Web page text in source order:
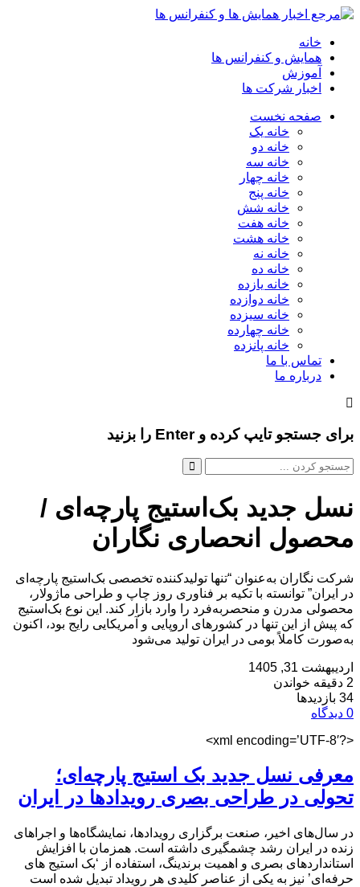
خانه
همایش و کنفرانس ها
آموزش
اخبار شرکت ها
صفحه نخست
خانه یک
خانه دو
خانه سه
خانه چهار
خانه پنج
خانه شش
خانه هفت
خانه هشت
خانه نه
خانه ده
خانه یازده
خانه دوازده
خانه سیزده
خانه چهارده
خانه پانزده
تماس با ما
درباره ما
برای جستجو تایپ کرده و Enter را بزنید
نسل جدید بک‌استیج پارچه‌ای /
محصول انحصاری نگاران
شرکت نگاران به‌عنوان “تنها تولیدکننده تخصصی بک‌استیج پارچه‌ای
در ایران” توانسته با تکیه بر فناوری روز چاپ و طراحی ماژولار،
محصولی مدرن و منحصربه‌فرد را وارد بازار کند. این نوع بک‌استیج
که پیش از این تنها در کشورهای اروپایی و آمریکایی رایج بود، اکنون
به‌صورت کاملاً بومی در ایران تولید می‌شود
اردیبهشت 31, 1405
2 دقیقه خواندن
34 بازدیدها
0 دیدگاه
<?xml encoding=’UTF-8′>
معرفی نسل جدید بک ‌استیج پارچه‌ای؛
تحولی در طراحی بصری رویدادها در ایران
در سال‌های اخیر، صنعت برگزاری رویدادها، نمایشگاه‌ها و اجراهای
زنده در ایران رشد چشمگیری داشته است. همزمان با افزایش
استانداردهای بصری و اهمیت برندینگ، استفاده از ‘بک‌ استیج‌ های
حرفه‌ای’ نیز به یکی از عناصر کلیدی هر رویداد تبدیل شده است